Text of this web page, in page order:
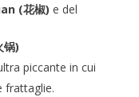
(花椒) e del
)
piccante in cui
frattaglie.